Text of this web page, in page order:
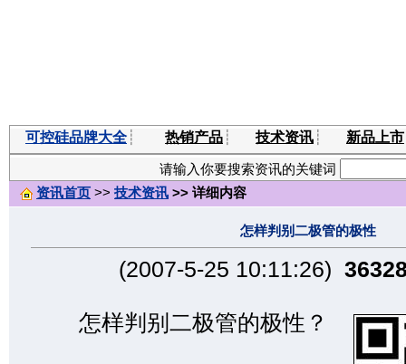
可控硅品牌大全 ┊ 热销产品 ┊ 技术资讯 ┊ 新品上市
请输入你要搜索资讯的关键词
资讯首页 >> 技术资讯 >> 详细内容
怎样判别二极管的极性
(2007-5-25 10:11:26)
怎样判别二极管的极性？